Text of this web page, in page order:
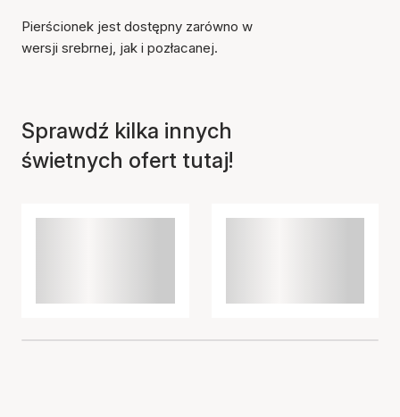
Pierścionek jest dostępny zarówno w
wersji srebrnej, jak i pozłacanej.
Sprawdź kilka innych
świetnych ofert tutaj!